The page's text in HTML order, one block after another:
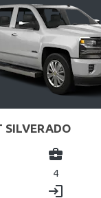
SILVERADO
business_center
4
login